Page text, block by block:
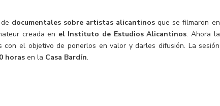
documentales sobre artistas alicantinos que se filmaron en
creada en el Instituto de Estudios Alicantinos. Ahora la
el objetivo de ponerlos en valor y darles difusión. La sesión
horas en la Casa Bardín.